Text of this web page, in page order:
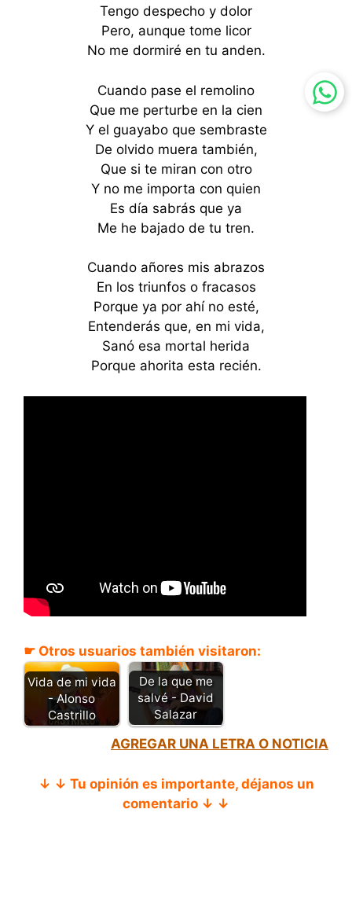
Tengo despecho y dolor
Pero, aunque tome licor
No me dormiré en tu anden.
Cuando pase el remolino
Que me perturbe en la cien
Y el guayabo que sembraste
De olvido muera también,
Que si te miran con otro
Y no me importa con quien
Es día sabrás que ya
Me he bajado de tu tren.
Cuando añores mis abrazos
En los triunfos o fracasos
Porque ya por ahí no esté,
Entenderás que, en mi vida,
Sanó esa mortal herida
Porque ahorita esta recién.
☛ Otros usuarios también visitaron:
Vida de mi vida
- Alonso
Castrillo
De la que me
salvé - David
Salazar
AGREGAR UNA LETRA O NOTICIA
↓ ↓ Tu opinión es importante, déjanos un
comentario ↓ ↓